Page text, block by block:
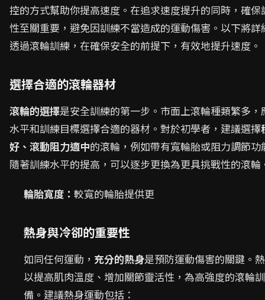
控的方式幫助你提高速度。在追求速度提升的同時，確保
性至關重要，避免因訓練不當造成的運動傷害。以下將詳
透過滾輪訓練，在確保安全的前提下，有效地提升速度。
選擇合適的滾輪器材
滾輪的選擇是安全訓練的第一步。市面上滾輪種類繁多，
水平和訓練目標選擇合適的器材。對於初學者，建議選擇
好、滾動阻力適中的滾輪，例如帶有寬輪胎或阻力調節功
隨著訓練水平的提高，可以逐步更換為更具挑戰性的滾輪
輪胎寬度： 較寬的輪胎提供更
熱身與冷卻的重要性
如同任何運動， 充分的熱身是預防運動傷害的關鍵。
以提高肌肉溫度、增加關節靈活性，為高強度的滾輪
備。建議熱身運動包括：